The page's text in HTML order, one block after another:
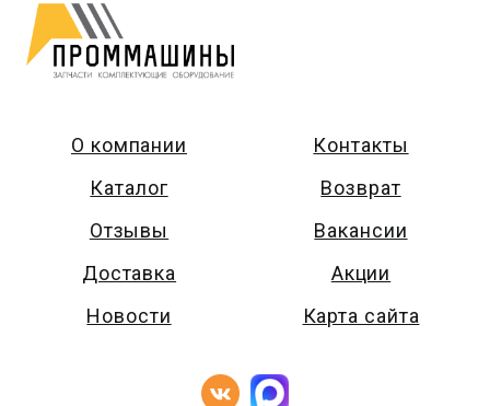
О компании
Каталог
Отзывы
Доставка
Новости
Контакты
Возврат
Вакансии
Акции
Карта сайта